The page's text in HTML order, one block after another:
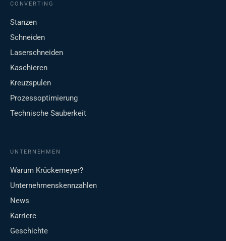
CONVERTING
Stanzen
Schneiden
Laserschneiden
Kaschieren
Kreuzspulen
Prozessoptimierung
Technische Sauberkeit
UNTERNEHMEN
Warum Krückemeyer?
Unternehmenskennzahlen
News
Karriere
Geschichte